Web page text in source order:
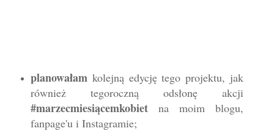
planowałam kolejną edycję tego projektu, jak
również tegoroczną odsłonę akcji
#marzecmiesiącemkobietna moim blogu,
fanpage'u i Instagramie;